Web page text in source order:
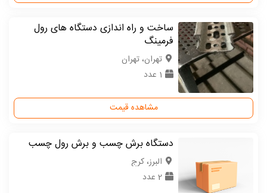
ساخت و راه اندازی دستگاه های رول
فرمینگ
تهران، تهران
1 عدد
مشاهده قیمت
دستگاه برش چسب و برش رول چسب
البرز، کرج
2 عدد